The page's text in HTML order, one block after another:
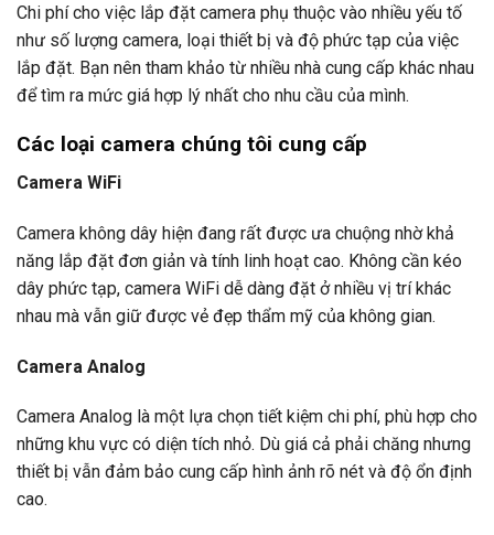
Chi phí cho việc lắp đặt camera phụ thuộc vào nhiều yếu tố
như số lượng camera, loại thiết bị và độ phức tạp của việc
lắp đặt. Bạn nên tham khảo từ nhiều nhà cung cấp khác nhau
để tìm ra mức giá hợp lý nhất cho nhu cầu của mình.
Các loại camera chúng tôi cung cấp
Camera WiFi
Camera không dây hiện đang rất được ưa chuộng nhờ khả
năng lắp đặt đơn giản và tính linh hoạt cao. Không cần kéo
dây phức tạp, camera WiFi dễ dàng đặt ở nhiều vị trí khác
nhau mà vẫn giữ được vẻ đẹp thẩm mỹ của không gian.
Camera Analog
Camera Analog là một lựa chọn tiết kiệm chi phí, phù hợp cho
những khu vực có diện tích nhỏ. Dù giá cả phải chăng nhưng
thiết bị vẫn đảm bảo cung cấp hình ảnh rõ nét và độ ổn định
cao.